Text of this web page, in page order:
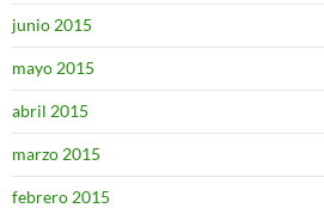
junio 2015
mayo 2015
abril 2015
marzo 2015
febrero 2015